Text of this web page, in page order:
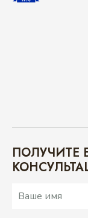
ПОЛУЧИТЕ